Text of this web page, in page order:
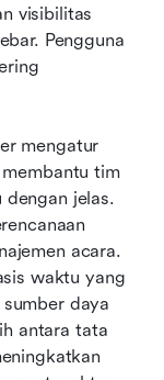
visibilitas
Pengguna
mengatur
tim
jelas.
acara.
waktu yang
daya
antara tata